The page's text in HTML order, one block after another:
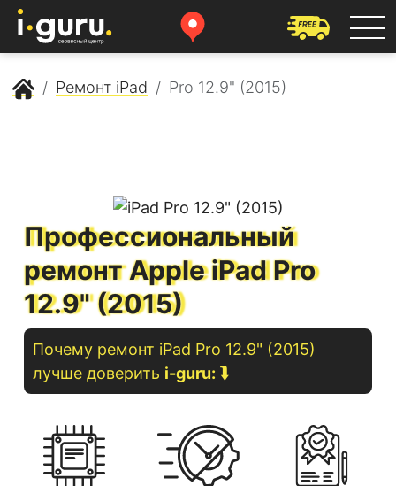
Сервисный центр Apple
Ремонт iPad Pro 12.9" (2015)
Профессиональный
ремонт Apple iPad Pro
12.9" (2015)
Почему ремонт iPad Pro 12.9" (2015)
лучше доверить i-guru: ⮯